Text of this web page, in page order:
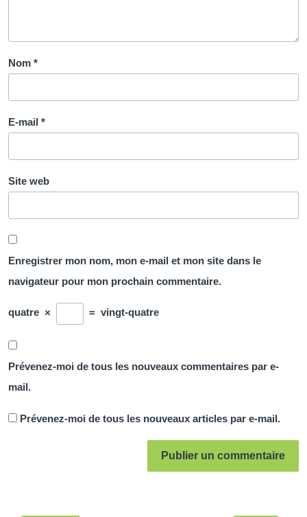
Nom *
E-mail *
Site web
Enregistrer mon nom, mon e-mail et mon site dans le
navigateur pour mon prochain commentaire.
quatre × = vingt-quatre
Prévenez-moi de tous les nouveaux commentaires par e-
mail.
Prévenez-moi de tous les nouveaux articles par e-mail.